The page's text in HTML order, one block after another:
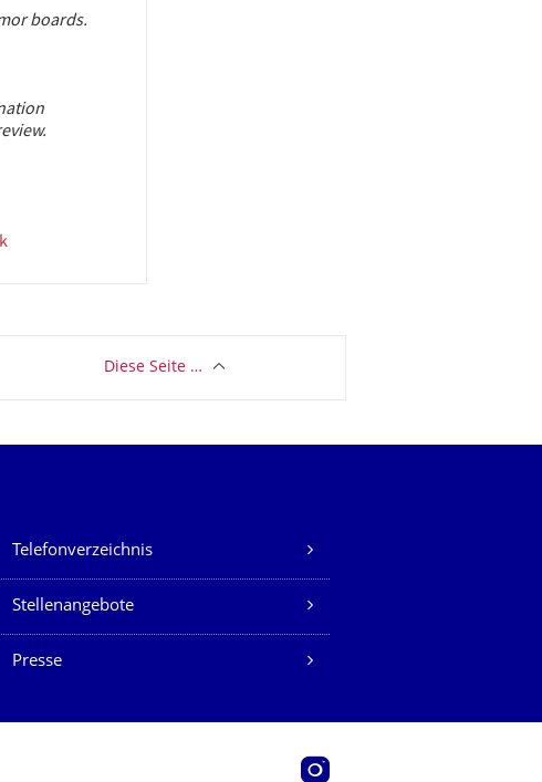
Diese Seite …
Telefonverzeichnis
Stellenangebote
Presse
Instagram